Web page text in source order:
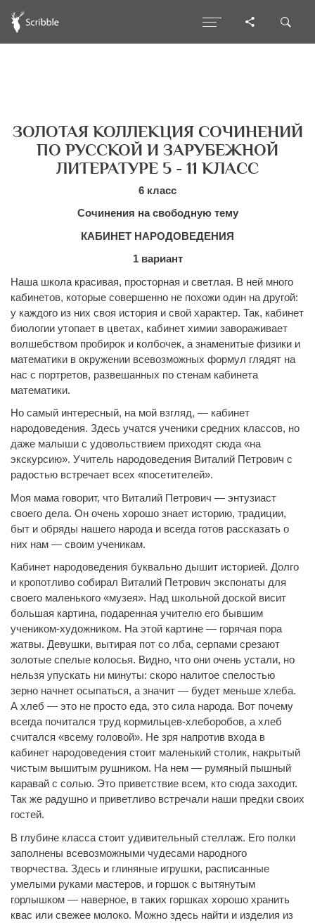
ЗОЛОТАЯ КОЛЛЕКЦИЯ СОЧИНЕНИЙ
ПО РУССКОЙ И ЗАРУБЕЖНОЙ
ЛИТЕРАТУРЕ 5 - 11 КЛАСС
6 класс
Сочинения на свободную тему
КАБИНЕТ НАРОДОВЕДЕНИЯ
1 вариант
Наша школа красивая, просторная и светлая. В ней много
кабинетов, которые совершенно не похожи один на другой:
у каждого из них своя история и свой характер. Так, кабинет
биологии утопает в цветах, кабинет химии завораживает
волшебством пробирок и колбочек, а знаменитые физики и
математики в окружении всевозможных формул глядят на
нас с портретов, развешанных по стенам кабинета
математики.
Но самый интересный, на мой взгляд, — кабинет
народоведения. Здесь учатся ученики средних классов, но
даже малыши с удовольствием приходят сюда «на
экскурсию». Учитель народоведения Виталий Петрович с
радостью встречает всех «посетителей».
Моя мама говорит, что Виталий Петрович — энтузиаст
своего дела. Он очень хорошо знает историю, традиции,
быт и обряды нашего народа и всегда готов рассказать о
них нам — своим ученикам.
Кабинет народоведения буквально дышит историей. Долго
и кропотливо собирал Виталий Петрович экспонаты для
своего маленького «музея». Над школьной доской висит
большая картина, подаренная учителю его бывшим
учеником-художником. На этой картине — горячая пора
жатвы. Девушки, вытирая пот со лба, серпами срезают
золотые спелые колосья. Видно, что они очень устали, но
нельзя упускать ни минуты: скоро налитое спелостью
зерно начнет осыпаться, а значит — будет меньше хлеба.
А хлеб — это не просто еда, это сила народа. Вот почему
всегда почитался труд кормильцев-хлеборобов, а хлеб
считался «всему головой». Не зря напротив входа в
кабинет народоведения стоит маленький столик, накрытый
чистым вышитым рушником. На нем — румяный пышный
каравай с солью. Это приветствие всем, кто сюда заходит.
Так же радушно и приветливо встречали наши предки своих
гостей.
В глубине класса стоит удивительный стеллаж. Его полки
заполнены всевозможными чудесами народного
творчества. Здесь и глиняные игрушки, расписанные
умелыми руками мастеров, и горшок с вытянутым
горлышком — наверное, в таких горшках хорошо хранить
квас или свежее молоко. Можно здесь найти и изделия из